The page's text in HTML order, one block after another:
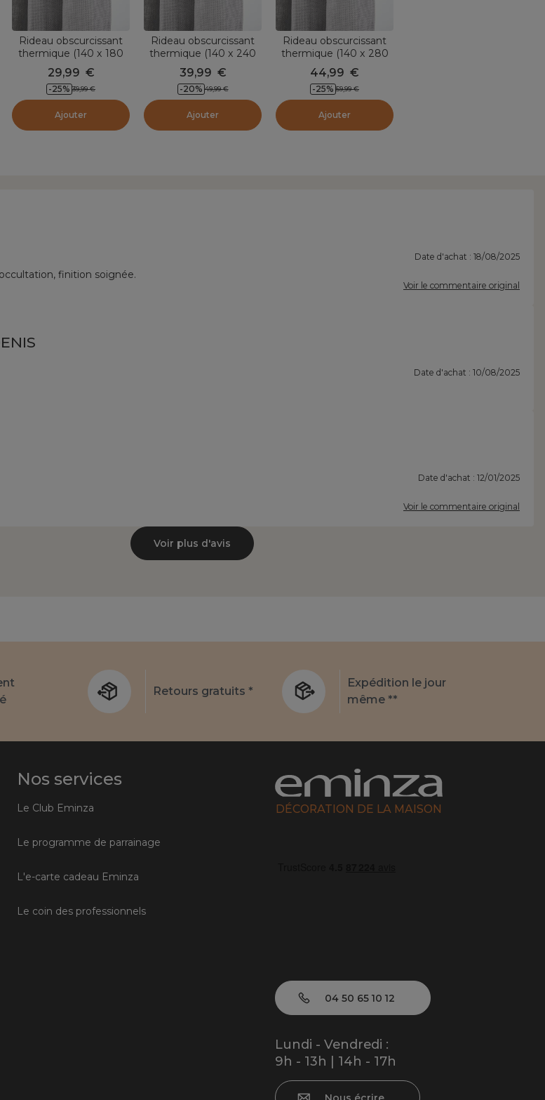
Rideau obscurcissant
thermique (140 x 180
cm) Alba Gris
29,99 €
-25% 39,99 €
Ajouter
Rideau obscurcissant
thermique (140 x 240
cm) Alba Gris
39,99 €
-20% 49,99 €
Ajouter
Rideau obscurcissant
thermique (140 x 280
cm) Alba Gris
44,99 €
-25% 59,99 €
Ajouter
Date d'achat : 18/08/2025
finition soignée.
Voir le commentaire original
Date d'achat : 10/08/2025
Date d'achat : 12/01/2025
Voir le commentaire original
Voir plus d'avis
Retours gratuits *
Expédition le jour
même **
Nos services
Le Club Eminza
Le programme de parrainage
L'e-carte cadeau Eminza
Le coin des professionnels
DÉCORATION DE LA MAISON
04 50 65 10 12
Lundi - Vendredi :
9h - 13h | 14h - 17h